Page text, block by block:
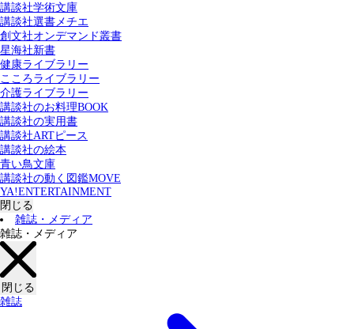
講談社学術文庫
講談社選書メチエ
創文社オンデマンド叢書
星海社新書
健康ライブラリー
こころライブラリー
介護ライブラリー
講談社のお料理BOOK
講談社の実用書
講談社ARTピース
講談社の絵本
青い鳥文庫
講談社の動く図鑑MOVE
YA!ENTERTAINMENT
閉じる
雑誌・メディア
雑誌・メディア
閉じる
雑誌